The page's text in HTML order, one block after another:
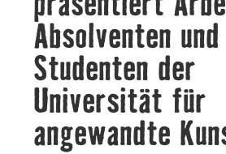
Absolventen und
Studenten der
Universität für
angewandte